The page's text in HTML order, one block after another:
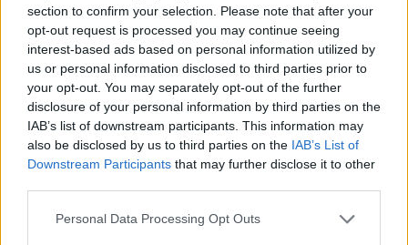
section to confirm your selection. Please note that after your
opt-out request is processed you may continue seeing
interest-based ads based on personal information utilized by
us or personal information disclosed to third parties prior to
your opt-out. You may separately opt-out of the further
disclosure of your personal information by third parties on the
IAB’s list of downstream participants. This information may
also be disclosed by us to third parties on the IAB’s List of
Downstream Participants that may further disclose it to other
Personal Data Processing Opt Outs
PLUS
Motorbåtdefilering i Risør